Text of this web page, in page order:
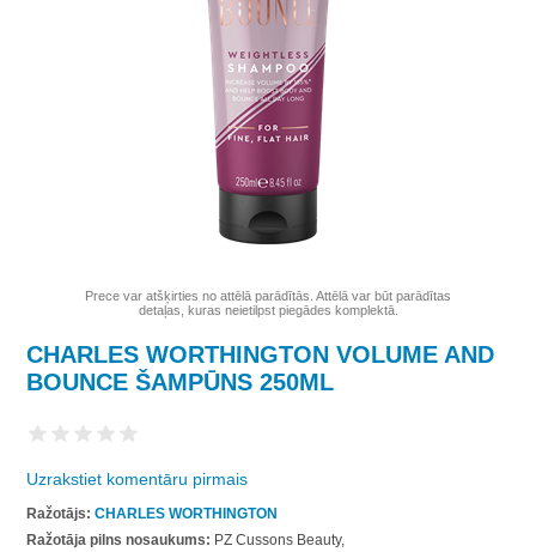
Prece var atšķirties no attēlā parādītās. Attēlā var būt parādītas
detaļas, kuras neietilpst piegādes komplektā.
CHARLES WORTHINGTON VOLUME AND
BOUNCE ŠAMPŪNS 250ML
Uzrakstiet komentāru pirmais
Ražotājs: CHARLES WORTHINGTON
Ražotāja pilns nosaukums: PZ Cussons Beauty,